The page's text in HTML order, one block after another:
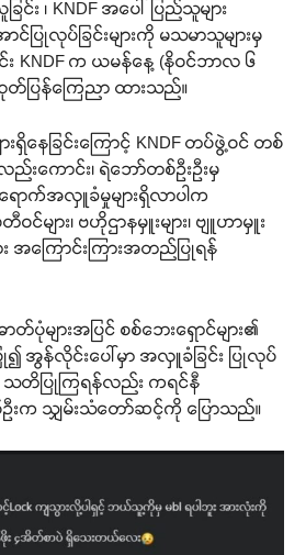
း ၊ KNDF အပေါ် ပြည်သူများ
ြုလုပ်ခြင်းများကို မသမာသူများမှ
း KNDF က ယမန်နေ့ (နိုဝင်ဘာလ ၆
ပြန်ကြေညာ ထားသည်။
နေခြင်းကြောင့် KNDF တပ်ဖွဲ့ဝင် တစ်
းကောင်း၊ ရဲဘော်တစ်ဦးဦးမှ
ောက်အလှူခံမှုများရှိလာပါက
ျား၊ ဗဟိုဌာနမှူးများ၊ ဗျူဟာမှူး
ား အကြောင်းကြားအတည်ပြုရန်
တ်ပုံများအပြင် စစ်ဘေးရှောင်များ၏
ြု၍ အွန်လိုင်းပေါ်မှာ အလှူခံခြင်း ပြုလုပ်
င့် သတိပြုကြရန်လည်း ကရင်နီ
က သျှမ်းသံတော်ဆင့်ကို ပြောသည်။